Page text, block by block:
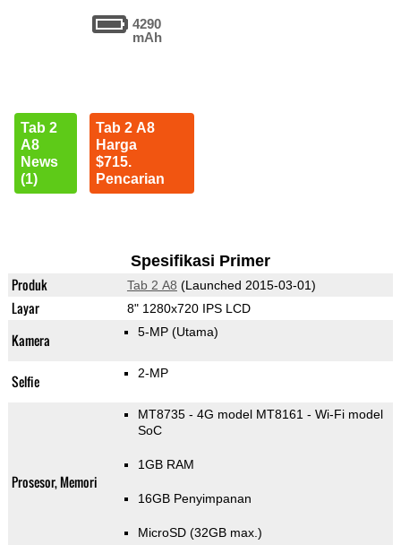
4290
mAh
Tab 2
A8
News
(1)
Tab 2 A8
Harga
$715.
Pencarian
Spesifikasi Primer
Produk Tab 2 A8 (Launched 2015-03-01)
Layar 8" 1280x720 IPS LCD
Kamera 5-MP (Utama)
Selfie 2-MP
Prosesor, Memori
MT8735 - 4G model MT8161 - Wi-Fi model
SoC
1GB RAM
16GB Penyimpanan
MicroSD (32GB max.)